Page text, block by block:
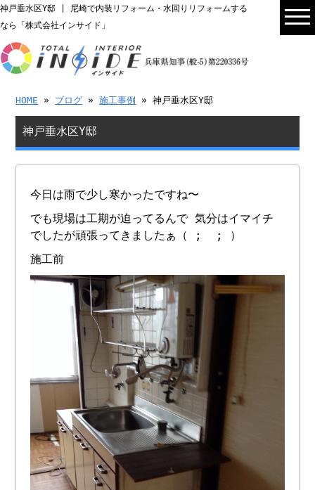
神戸垂水区Y邸 | 尼崎で内装リフォーム・水回りリフォームする
なら「株式会社インサイド」
HOME » ブログ »施工事例 » 神戸垂水区Y邸
神戸垂水区Y邸
今日は雨で少し寒かったですね〜
でも現場は工期が迫ってるんで 気分はイマイチ
でしたが頑張ってきましたぁ（ ; ; ）
施工前